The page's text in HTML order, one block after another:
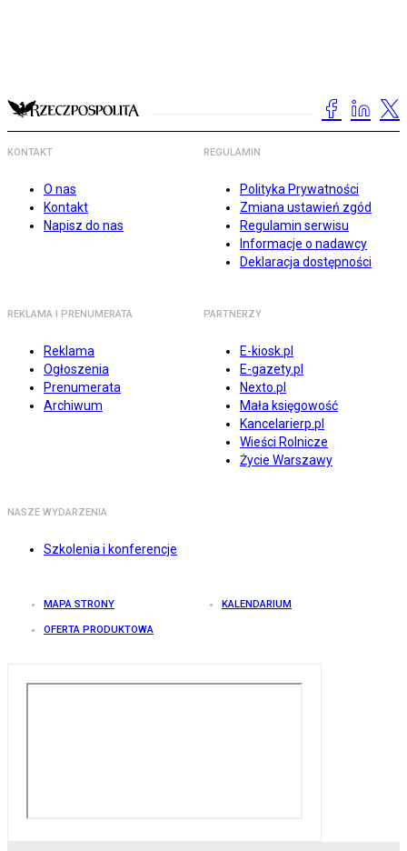
KONTAKT
O nas
Kontakt
Napisz do nas
REGULAMIN
Polityka Prywatności
Zmiana ustawień zgód
Regulamin serwisu
Informacje o nadawcy
Deklaracja dostępności
REKLAMA I PRENUMERATA
Reklama
Ogłoszenia
Prenumerata
Archiwum
PARTNERZY
E-kiosk.pl
E-gazety.pl
Nexto.pl
Mała księgowość
Kancelarierp.pl
Wieści Rolnicze
Życie Warszawy
NASZE WYDARZENIA
Szkolenia i konferencje
MAPA STRONY KALENDARIUM
OFERTA PRODUKTOWA